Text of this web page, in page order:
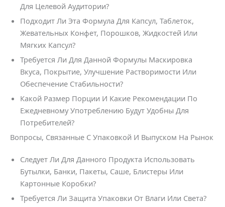
Для Целевой Аудитории?
Подходит Ли Эта Формула Для Капсул, Таблеток,
Жевательных Конфет, Порошков, Жидкостей Или
Мягких Капсул?
Требуется Ли Для Данной Формулы Маскировка
Вкуса, Покрытие, Улучшение Растворимости Или
Обеспечение Стабильности?
Какой Размер Порции И Какие Рекомендации По
Ежедневному Употреблению Будут Удобны Для
Потребителей?
Вопросы, Связанные С Упаковкой И Выпуском На Рынок
Следует Ли Для Данного Продукта Использовать
Бутылки, Банки, Пакеты, Саше, Блистеры Или
Картонные Коробки?
Требуется Ли Защита Упаковки От Влаги Или Света?